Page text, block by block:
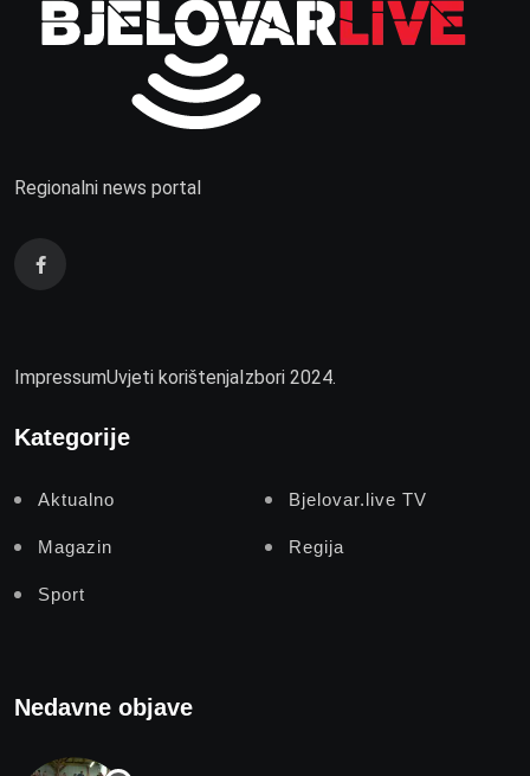
Regionalni news portal
ImpressumUvjeti korištenja Izbori 2024.
Kategorije
Aktualno Bjelovar.live TV
Magazin Regija
Sport
Nedavne objave